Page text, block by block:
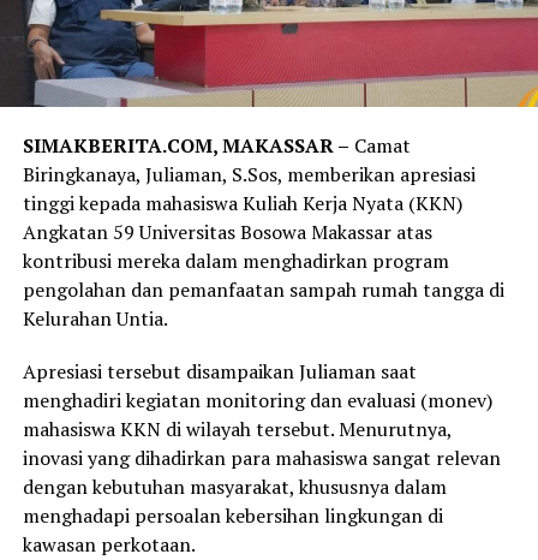
SIMAKBERITA.COM, MAKASSAR – Camat
Biringkanaya, Juliaman, S.Sos, memberikan apresiasi
tinggi kepada mahasiswa Kuliah Kerja Nyata (KKN)
Angkatan 59 Universitas Bosowa Makassar atas
kontribusi mereka dalam menghadirkan program
pengolahan dan pemanfaatan sampah rumah tangga di
Kelurahan Untia.
Apresiasi tersebut disampaikan Juliaman saat
menghadiri kegiatan monitoring dan evaluasi (monev)
mahasiswa KKN di wilayah tersebut. Menurutnya,
inovasi yang dihadirkan para mahasiswa sangat relevan
dengan kebutuhan masyarakat, khususnya dalam
menghadapi persoalan kebersihan lingkungan di
kawasan perkotaan.